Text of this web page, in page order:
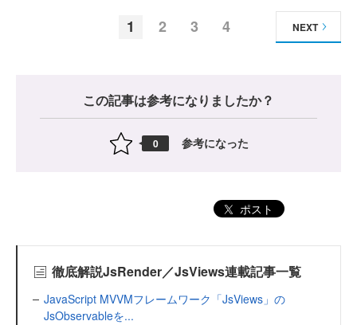
1 2 3 4 NEXT
この記事は参考になりましたか？
0 参考になった
ポスト
徹底解説JsRender／JsViews連載記事一覧
JavaScript MVVMフレームワーク「JsViews」の
JsObservableを...